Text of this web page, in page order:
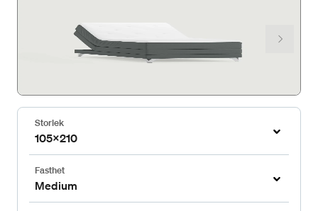
Storlek
105x210
Fasthet
Medium